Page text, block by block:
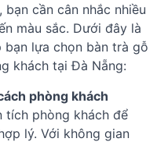
cần cân nhắc nhiều
màu sắc. Dưới đây là
lựa chọn bàn trà gỗ
khách tại Đà Nẵng:
phòng khách
tích phòng khách để
lý. Với không gian